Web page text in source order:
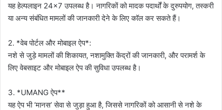
यह हेल्पलाइन 24×7 उपलब्ध है। नागरिकों को मादक पदार्थों के दुरुपयोग, तस्करी
या अन्य संबंधित मामलों की जानकारी देने के लिए कॉल कर सकते हैं।
2. *वेब पोर्टल और मोबाइल ऐप*:
नशे से जुड़े मामलों की शिकायत, नशामुक्ति केंद्रों की जानकारी, और परामर्श के
लिए वेबसाइट और मोबाइल ऐप की सुविधा उपलब्ध है।
3. *UMANG ऐप**
यह ऐप भी ‘मानस’ सेवा से जुड़ा हुआ है, जिससे नागरिकों को आसानी से नशे के